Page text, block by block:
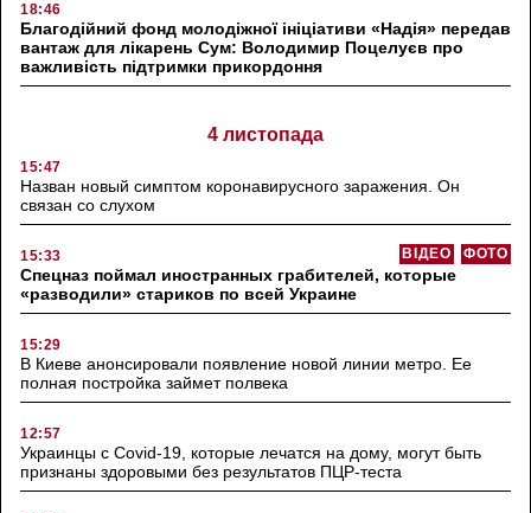
18:46
Благодійний фонд молодіжної ініціативи «Надія» передав
вантаж для лікарень Сум: Володимир Поцелуєв про
важливість підтримки прикордоння
4 листопада
15:47
Назван новый симптом коронавирусного заражения. Он
связан со слухом
15:33 ФОТО
ВІДЕО
Спецназ поймал иностранных грабителей, которые
«разводили» стариков по всей Украине
15:29
В Киеве анонсировали появление новой линии метро. Ее
полная постройка займет полвека
12:57
Украинцы с Covid-19, которые лечатся на дому, могут быть
признаны здоровыми без результатов ПЦР-теста